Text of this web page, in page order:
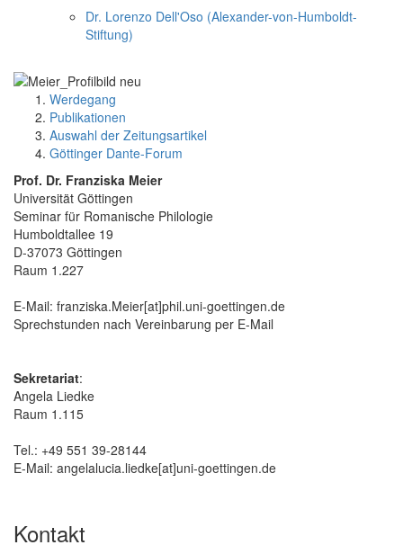
Dr. Lorenzo Dell'Oso (Alexander-von-Humboldt-
Stiftung)
Werdegang
Publikationen
Auswahl der Zeitungsartikel
Göttinger Dante-Forum
Prof. Dr. Franziska Meier
Universität Göttingen
Seminar für Romanische Philologie
Humboldtallee 19
D-37073 Göttingen
Raum 1.227
E-Mail: franziska.Meier[at]phil.uni-goettingen.de
Sprechstunden nach Vereinbarung per E-Mail
Sekretariat:
Angela Liedke
Raum 1.115
Tel.: +49 551 39-28144
E-Mail: angelalucia.liedke[at]uni-goettingen.de
Kontakt